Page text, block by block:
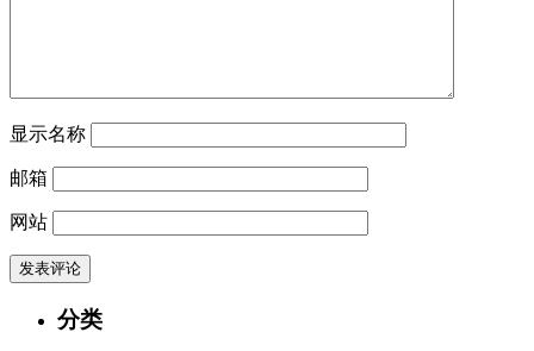
显示名称
邮箱
网站
分类